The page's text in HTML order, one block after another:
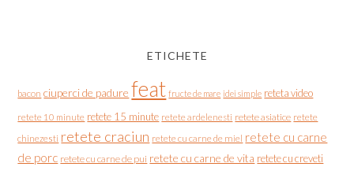
ETICHETE
bacon ciuperci de padure feat fructe de mare idei simple reteta video
retete 10 minute retete 15 minute retete ardelenesti retete asiatice retete
chinezesti retete craciun retete cu carne de miel retete cu carne
de porc retete cu carne de pui retete cu carne de vita retete cu creveti